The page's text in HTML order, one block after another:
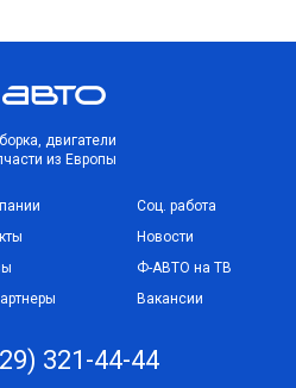
двигатели
из Европы
Соц. работа
Новости
Ф-АВТО на ТВ
Вакансии
321-44-44